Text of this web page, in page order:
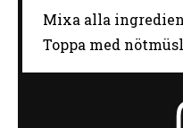
Mixa alla
Toppa med